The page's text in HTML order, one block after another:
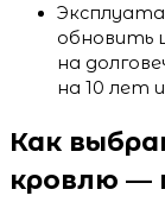
обновить
на
на 10 лет
Как
кровлю —